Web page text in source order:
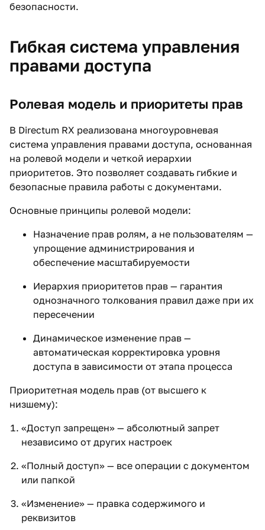
безопасности.
Гибкая система управления
правами доступа
Ролевая модель и приоритеты прав
В Directum RX реализована многоуровневая
система управления правами доступа, основанная
на ролевой модели и четкой иерархии
приоритетов. Это позволяет создавать гибкие и
безопасные правила работы с документами.
Основные принципы ролевой модели:
Назначение прав ролям, а не пользователям —
упрощение администрирования и
обеспечение масштабируемости
Иерархия приоритетов прав — гарантия
однозначного толкования правил даже при их
пересечении
Динамическое изменение прав —
автоматическая корректировка уровня
доступа в зависимости от этапа процесса
Приоритетная модель прав (от высшего к
низшему):
«Доступ запрещен» — абсолютный запрет
независимо от других настроек
«Полный доступ» — все операции с документом
или папкой
«Изменение» — правка содержимого и
реквизитов